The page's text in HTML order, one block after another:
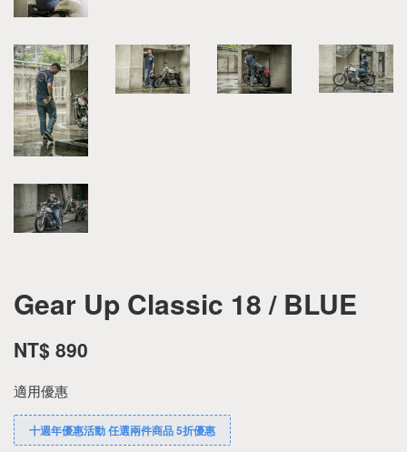
Gear Up Classic 18 / BLUE
NT$ 890
適用優惠
十週年優惠活動 任選兩件商品 5折優惠